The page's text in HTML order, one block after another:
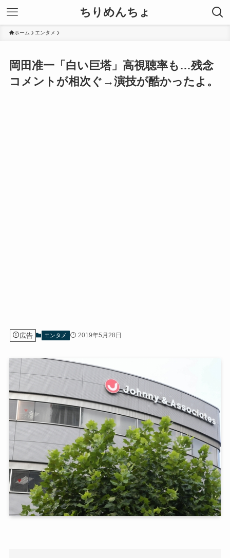
ちりめんちょ
ホーム エンタメ
岡田准一「白い巨塔」高視聴率も…残念
コメントが相次ぐ→演技が酷かったよ。
広告 エンタメ 2019年5月28日